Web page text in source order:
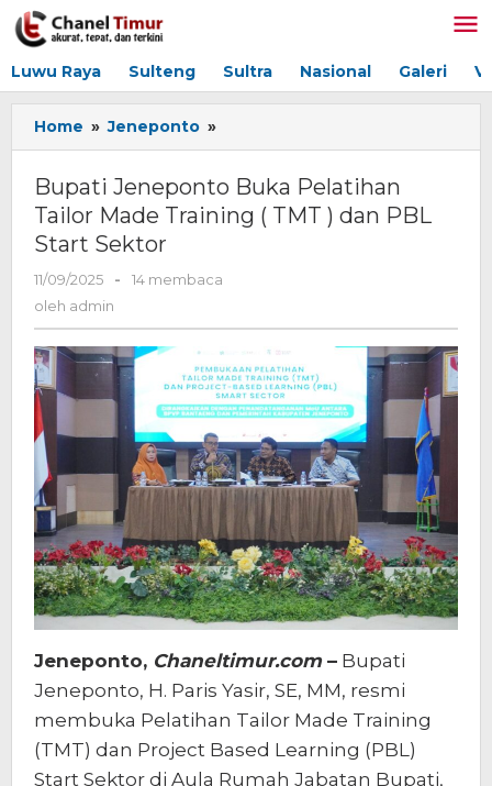
Lewati
ke
Luwu Raya Sulteng Sultra Nasional Galeri
Home » Jeneponto »
Jeneponto
Pelatihan
Tailor
(
)
dan
PBL
Start
Bupati Jeneponto Buka Pelatihan
Tailor Made Training ( TMT ) dan PBL
Start Sektor
11/09/2025
oleh
-
14 membaca
oleh admin
Jeneponto, Chaneltimur.com– Bupati
Jeneponto, H. Paris Yasir, SE, MM, resmi
membuka Pelatihan Tailor Made Training
(TMT) dan Project Based Learning (PBL)
Start Sektor di Aula Rumah Jabatan Bupati,